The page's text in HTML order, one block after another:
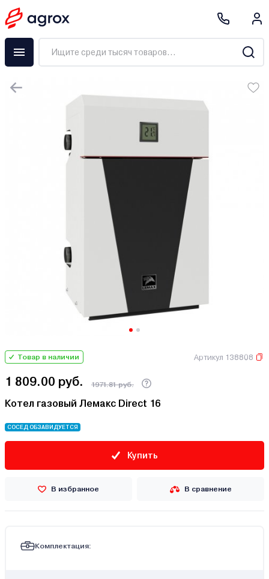
Товар в наличии Артикул 138808
1 809.00 руб. 1971.81 руб.
Котел газовый Лемакс Direct 16
СОСЕД ОБЗАВИДУЕТСЯ
Купить
В избранное В сравнение
Комплектация: